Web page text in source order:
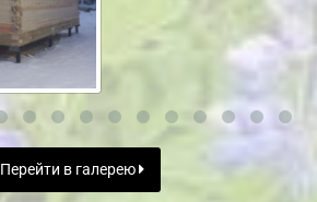
Перейти в галерею